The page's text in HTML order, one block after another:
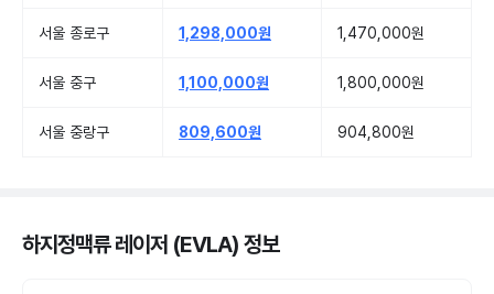
서울 종로구 1,298,000원 1,470,000원
서울 중구 1,100,000원 1,800,000원
서울 중랑구 809,600원 904,800원
하지정맥류 레이저 (EVLA) 정보